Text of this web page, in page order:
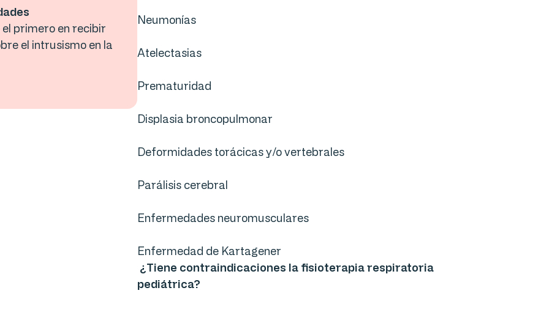
primero en recibir
el intrusismo en la
Neumonías
Atelectasias
Prematuridad
Displasia broncopulmonar
Deformidades torácicas y/o vertebrales
Parálisis cerebral
Enfermedades neuromusculares
Enfermedad de Kartagener
¿Tiene contraindicaciones la fisioterapia respiratoria
pediátrica?